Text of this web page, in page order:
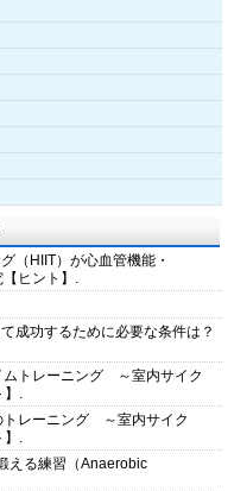
（HIIT）が心血管機能・
ヒント】.
成功するために必要な条件は？
ムトレーニング ～室内サイク
.
トレーニング ～室内サイク
.
える練習（Anaerobic